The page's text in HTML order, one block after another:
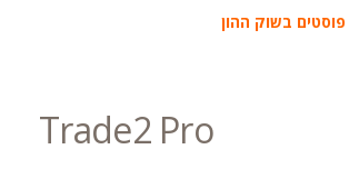
פוסטים בשוק ההון
Trade2 Pro